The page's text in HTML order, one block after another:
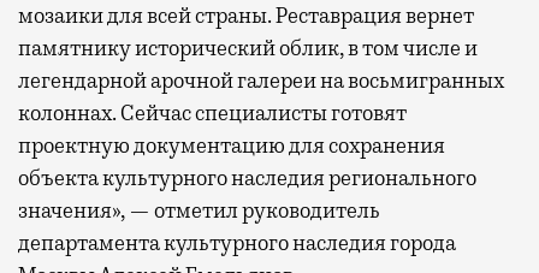
мозаики для всей страны. Реставрация вернет
памятнику исторический облик, в том числе и
легендарной арочной галереи на восьмигранных
колоннах. Сейчас специалисты готовят
проектную документацию для сохранения
объекта культурного наследия регионального
значения», — отметил руководитель
департамента культурного наследия города